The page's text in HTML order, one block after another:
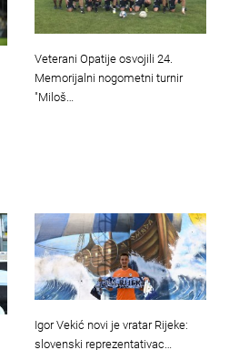
Veterani Opatije osvojili 24.
Memorijalni nogometni turnir
"Miloš…
Igor Vekić novi je vratar Rijeke:
slovenski reprezentativac…